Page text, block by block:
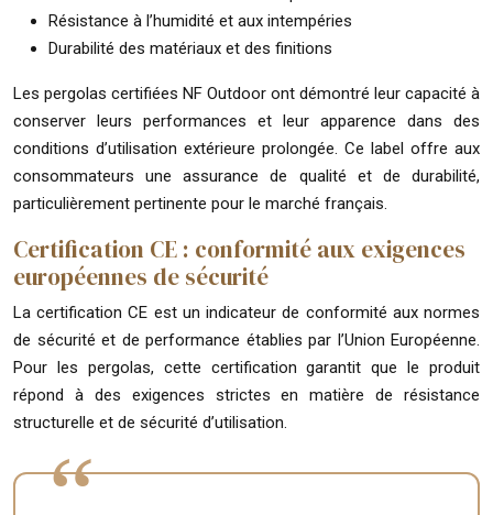
Résistance à l’humidité et aux intempéries
Durabilité des matériaux et des finitions
Les pergolas certifiées NF Outdoor ont démontré leur capacité à
conserver leurs performances et leur apparence dans des
conditions d’utilisation extérieure prolongée. Ce label offre aux
consommateurs une assurance de qualité et de durabilité,
particulièrement pertinente pour le marché français.
Certification CE : conformité aux exigences
européennes de sécurité
La certification CE est un indicateur de conformité aux normes
de sécurité et de performance établies par l’Union Européenne.
Pour les pergolas, cette certification garantit que le produit
répond à des exigences strictes en matière de résistance
structurelle et de sécurité d’utilisation.